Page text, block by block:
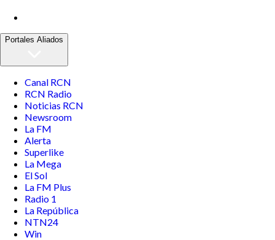
Portales Aliados
Canal RCN
RCN Radio
Noticias RCN
Newsroom
La FM
Alerta
Superlike
La Mega
El Sol
La FM Plus
Radio 1
La República
NTN24
Win